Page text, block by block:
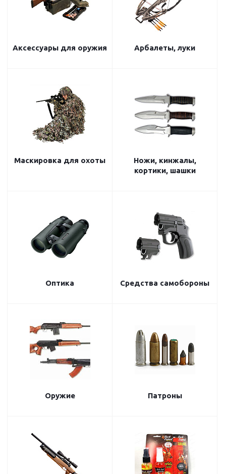
Аксессуары для оружия Арбалеты, луки
Маскировка для охоты
Ножи, кинжалы,
кортики, шашки
Оптика Средства самобороны
Оружие Патроны